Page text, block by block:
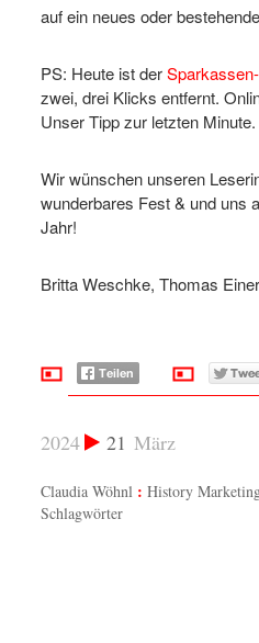
auf ein neues oder
PS: Heute ist der
zwei, drei Klicks entfernt.
Unser Tipp zur letzten Minute.
Wir wünschen unseren
wunderbares Fest & und uns
Jahr!
Britta Weschke, Thomas
21 März
2024
Claudia Wöhnl History
Schlagwörter